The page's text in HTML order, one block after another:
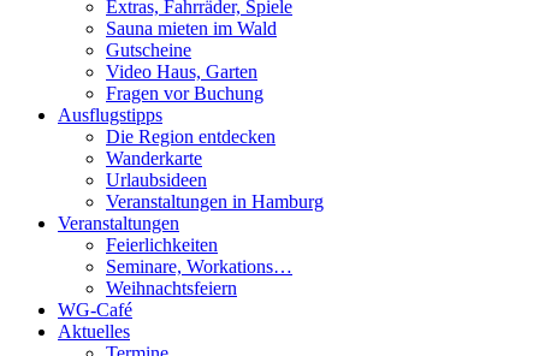
Extras, Fahrräder, Spiele
Sauna mieten im Wald
Gutscheine
Video Haus, Garten
Fragen vor Buchung
Ausflugstipps
Die Region entdecken
Wanderkarte
Urlaubsideen
Veranstaltungen in Hamburg
Veranstaltungen
Feierlichkeiten
Seminare, Workations…
Weihnachtsfeiern
WG-Café
Aktuelles